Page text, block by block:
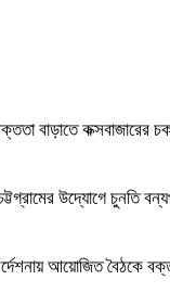
বাড়াতে
উদ্যোগে চুনতি
আয়োজিত বৈঠকে